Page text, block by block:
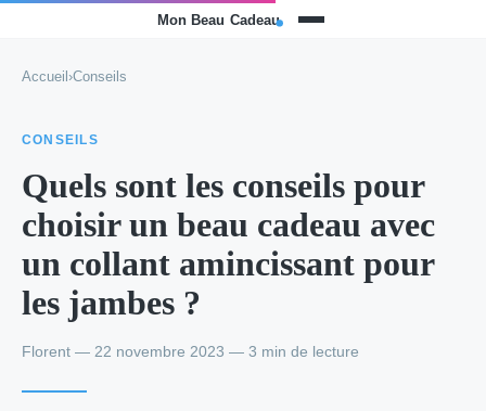
Accueil ›Conseils
CONSEILS
Quels sont les conseils pour
choisir un beau cadeau avec
un collant amincissant pour
les jambes ?
Florent — 22 novembre 2023 — 3 min de lecture